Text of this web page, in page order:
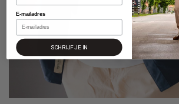
E-mailadres
SCHRIJF JE IN